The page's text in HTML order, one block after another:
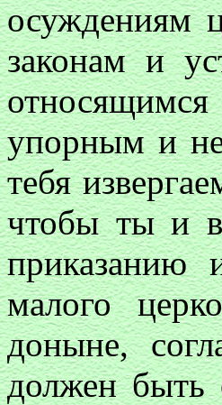
осуждениям
законам и
упорным и
тебя
чтобы ты и в
приказанию
малого
доныне,
должен быть